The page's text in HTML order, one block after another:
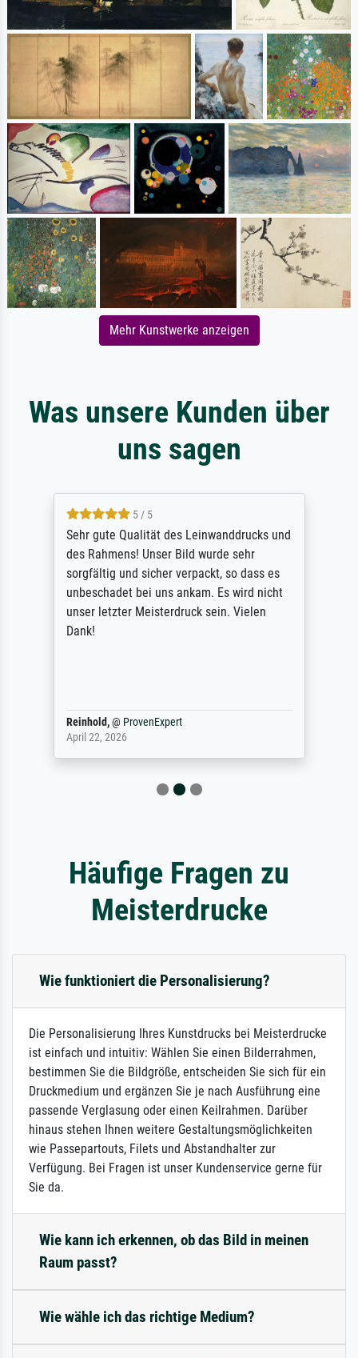
Mehr Kunstwerke anzeigen
Was unsere Kunden über
uns sagen
5 / 5
Sehr gute Qualität des Leinwanddrucks und
des Rahmens! Unser Bild wurde sehr
sorgfältig und sicher verpackt, so dass es
unbeschadet bei uns ankam. Es wird nicht
unser letzter Meisterdruck sein. Vielen
Dank!
Reinhold,@ ProvenExpert
April 22, 2026
Häufige Fragen zu
Meisterdrucke
Wie funktioniert die Personalisierung?
Die Personalisierung Ihres Kunstdrucks bei Meisterdrucke
ist einfach und intuitiv: Wählen Sie einen Bilderrahmen,
bestimmen Sie die Bildgröße, entscheiden Sie sich für ein
Druckmedium und ergänzen Sie je nach Ausführung eine
passende Verglasung oder einen Keilrahmen. Darüber
hinaus stehen Ihnen weitere Gestaltungsmöglichkeiten
wie Passepartouts, Filets und Abstandhalter zur
Verfügung. Bei Fragen ist unser Kundenservice gerne für
Sie da.
Wie kann ich erkennen, ob das Bild in meinen
Raum passt?
Wie wähle ich das richtige Medium?